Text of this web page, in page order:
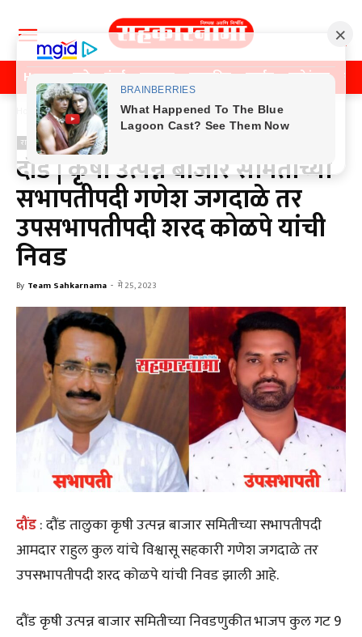
Home पुणे मुंबई महाराष्ट्र राजकीय क्राईम मनोरंजन
Home राजकीय
राजकीय
दौंड | कृषी उत्पन्न बाजार समितीच्या
सभापतीपदी गणेश जगदाळे तर
उपसभापतीपदी शरद कोळपे यांची
निवड
By Team Sahkarnama - मे 25, 2023
दौंड: दौंड तालुका कृषी उत्पन्न बाजार समितीच्या सभापतीपदी
आमदार राहुल कुल यांचे विश्वासू सहकारी गणेश जगदाळे तर
उपसभापतीपदी शरद कोळपे यांची निवड झाली आहे.
दौंड कृषी उत्पन्न बाजार समितीच्या निवडणुकीत भाजप कुल गट 9